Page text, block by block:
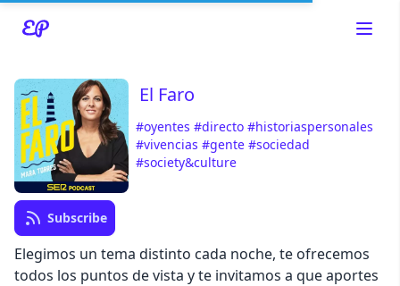
Read about our content policies here
El Faro
#oyentes #directo #historiaspersonales
#vivencias #gente #sociedad
#society&culture
Subscribe
Elegimos un tema distinto cada noche, te ofrecemos
todos los puntos de vista y te invitamos a que aportes